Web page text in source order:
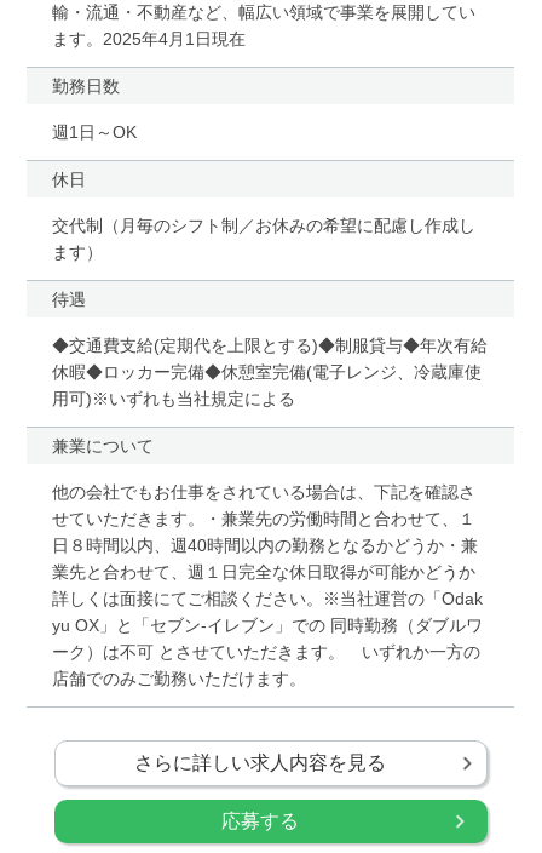
輸・流通・不動産など、幅広い領域で事業を展開してい
ます。2025年4月1日現在
勤務日数
週1日～OK
休日
交代制（月毎のシフト制／お休みの希望に配慮し作成し
ます）
待遇
◆交通費支給(定期代を上限とする)◆制服貸与◆年次有給
休暇◆ロッカー完備◆休憩室完備(電子レンジ、冷蔵庫使
用可)※いずれも当社規定による
兼業について
他の会社でもお仕事をされている場合は、下記を確認さ
せていただきます。・兼業先の労働時間と合わせて、１
日８時間以内、週40時間以内の勤務となるかどうか・兼
業先と合わせて、週１日完全な休日取得が可能かどうか
詳しくは面接にてご相談ください。※当社運営の「Odak
yu OX」と「セブン-イレブン」での 同時勤務（ダブルワ
ーク）は不可 とさせていただきます。 いずれか一方の
店舗でのみご勤務いただけます。
さらに詳しい求人内容を見る
応募する